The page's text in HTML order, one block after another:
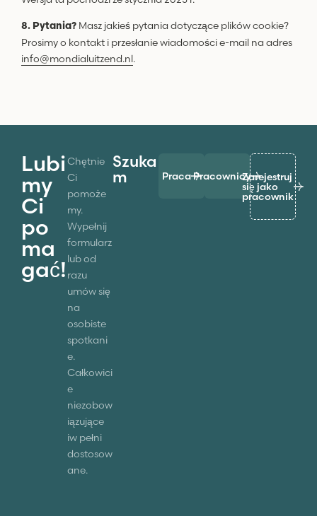
8. Pytania? Masz jakieś pytania dotyczące plików cookie?
Prosimy o kontakt i przesłanie wiadomości e-mail na adres
info@mondialuitzend.nl.
Lubi
my
Ci
po
ma
gać!
Chętnie
Ci
pomoże
my.
Wypełnij
formularz
lub od
razu
umów się
na
osobiste
spotkani
e.
Całkowici
e
niezobow
iązujące
iw pełni
dostosow
ane.
Szuka
m PracaPracownicyZarejestruj
się jako
pracownik